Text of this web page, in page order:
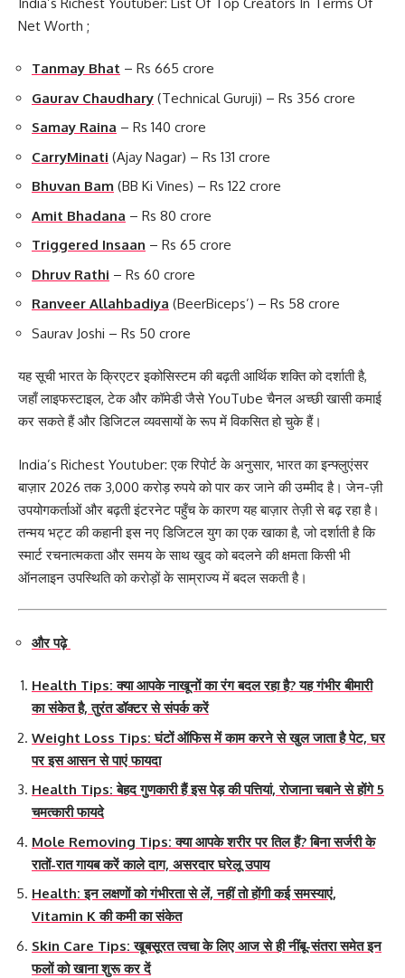
Net Worth ;
Tanmay Bhat – Rs 665 crore
Gaurav Chaudhary (Technical Guruji) – Rs 356 crore
Samay Raina – Rs 140 crore
CarryMinati (Ajay Nagar) – Rs 131 crore
Bhuvan Bam (BB Ki Vines) – Rs 122 crore
Amit Bhadana – Rs 80 crore
Triggered Insaan – Rs 65 crore
Dhruv Rathi – Rs 60 crore
Ranveer Allahbadiya (BeerBiceps’) – Rs 58 crore
Saurav Joshi – Rs 50 crore
यह सूची भारत के क्रिएटर इकोसिस्टम की बढ़ती आर्थिक शक्ति को दर्शाती है,
जहाँ लाइफस्टाइल, टेक और कॉमेडी जैसे YouTube चैनल अच्छी खासी कमाई
कर सकते हैं और डिजिटल व्यवसायों के रूप में विकसित हो चुके हैं।
India’s Richest Youtuber: एक रिपोर्ट के अनुसार, भारत का इन्फ्लुएंसर
बाज़ार 2026 तक 3,000 करोड़ रुपये को पार कर जाने की उम्मीद है। जेन-ज़ी
उपयोगकर्ताओं और बढ़ती इंटरनेट पहुँच के कारण यह बाज़ार तेज़ी से बढ़ रहा है।
तन्मय भट्ट की कहानी इस नए डिजिटल युग का एक खाका है, जो दर्शाती है कि
स्मार्ट रचनात्मकता और समय के साथ खुद को बदलने की क्षमता किसी भी
ऑनलाइन उपस्थिति को करोड़ों के साम्राज्य में बदल सकती है।
और पढ़े
Health Tips: क्या आपके नाखूनों का रंग बदल रहा है? यह गंभीर बीमारी
का संकेत है, तुरंत डॉक्टर से संपर्क करें
Weight Loss Tips: घंटों ऑफिस में काम करने से खुल जाता है पेट, घर
पर इस आसन से पाएं फायदा
Health Tips: बेहद गुणकारी हैं इस पेड़ की पत्तियां, रोजाना चबाने से होंगे 5
चमत्कारी फायदे
Mole Removing Tips: क्या आपके शरीर पर तिल हैं? बिना सर्जरी के
रातों-रात गायब करें काले दाग, असरदार घरेलू उपाय
Health: इन लक्षणों को गंभीरता से लें, नहीं तो होंगी कई समस्याएं,
Vitamin K की कमी का संकेत
Skin Care Tips: खूबसूरत त्वचा के लिए आज से ही नींबू-संतरा समेत इन
फलों को खाना शुरू कर दें